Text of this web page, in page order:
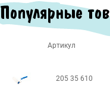
Популярные
Артикул
205 35 610